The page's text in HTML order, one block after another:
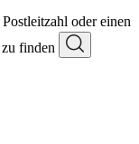
oder einen
finden